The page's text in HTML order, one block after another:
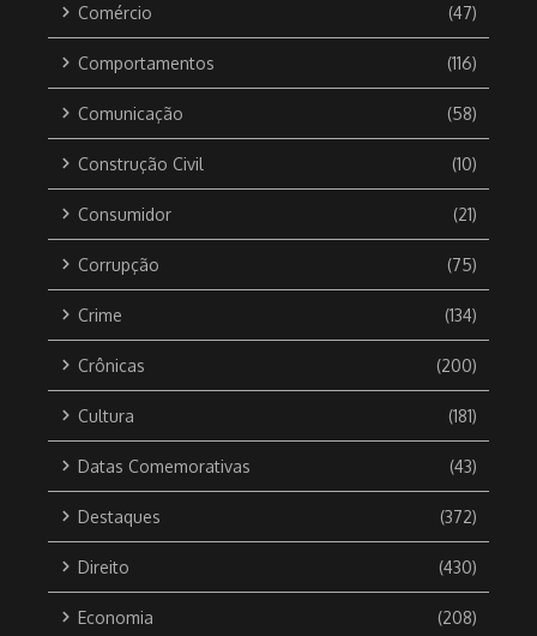
Comércio (47)
Comportamentos (116)
Comunicação (58)
Construção Civil (10)
Consumidor (21)
Corrupção (75)
Crime (134)
Crônicas (200)
Cultura (181)
Datas Comemorativas (43)
Destaques (372)
Direito (430)
Economia (208)